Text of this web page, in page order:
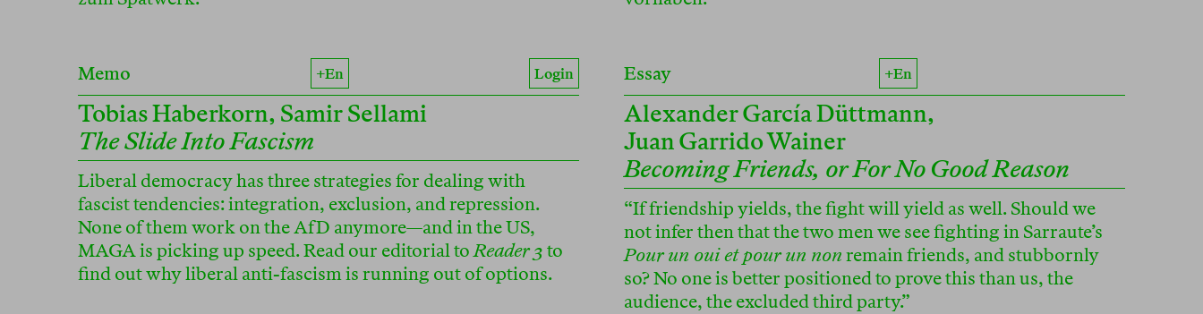
Memo +en Login
Tobias Haberkorn, Samir Sellami
The Slide Into Fascism
Liberal democracy has three strategies for dealing with
fascist tendencies: integration, exclusion, and repression.
None of them work on the AfD anymore—and in the US,
MAGA is picking up speed. Read our editorial toReader 3 to
find out why liberal anti-fascism is running out of options.
Essay +en
Alexander García Düttmann,
Juan Garrido Wainer
Becoming Friends, or For No Good Reason
“If friendship yields, the fight will yield as well. Should we
not infer then that the two men we see fighting in Sarraute’s
Pour un oui et pour un non remain friends, and stubbornly
so? No one is better positioned to prove this than us, the
audience, the excluded third party.”